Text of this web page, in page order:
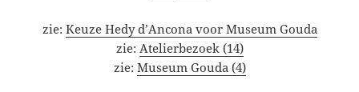
zie: Keuze Hedy d’Ancona voor Museum Gouda
zie: Atelierbezoek (14)
zie: Museum Gouda (4)